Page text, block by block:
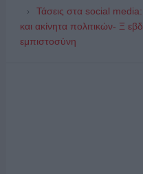
Τάσεις στα social
και ακίνητα πολιτικών- Ξ
εμπιστοσύνη